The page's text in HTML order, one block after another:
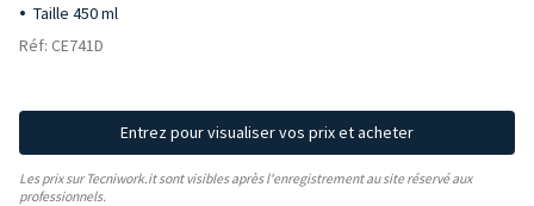
Taille 450 ml
Réf: CE741D
Entrez pour visualiser vos prix et acheter
Les prix sur Tecniwork.it sont visibles après l'enregistrement au site réservé aux
professionnels.